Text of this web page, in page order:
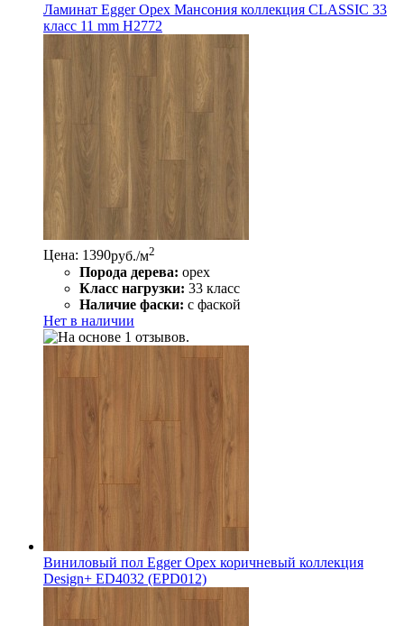
Ламинат Egger Орех Мансония коллекция CLASSIC 33
класс 11 mm Н2772
Цена: 1390руб./м2
Порода дерева: орех
Класс нагрузки: 33 класс
Наличие фаски: с фаской
Нет в наличии
Виниловый пол Egger Орех коричневый коллекция
Design+ ED4032 (EPD012)